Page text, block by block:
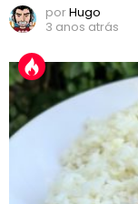
porHugo
3 anos atrás